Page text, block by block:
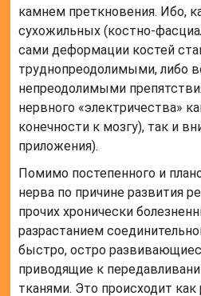
камнем преткновения. Ибо,
сухожильных (костно-
сами деформации костей
труднопреодолимыми, либо
непреодолимыми
нервного «электричества»
конечности к мозгу), так и
приложения).
Помимо постепенного и
нерва по причине развития
прочих хронически
разрастанием
быстро, остро
приводящие к
тканями. Это происходит